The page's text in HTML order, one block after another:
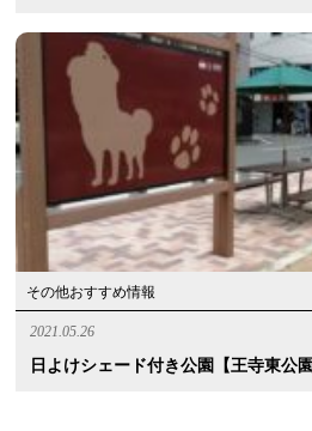
その他おすすめ情報
2021.05.26
日よけシェード付き公園【王寺東公